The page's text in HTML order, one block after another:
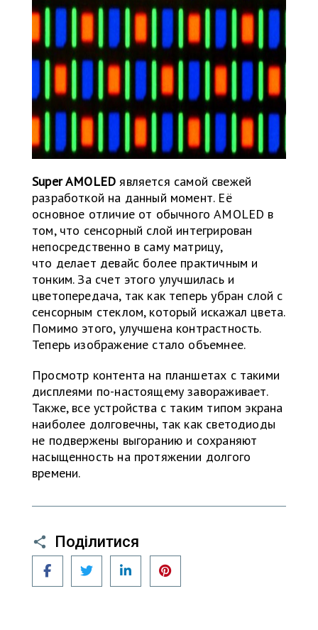
Super AMOLED является самой свежей
разработкой на данный момент. Её
основное отличие от обычного AMOLED в
том, что сенсорный слой интегрирован
непосредственно в саму матрицу,
что делает девайс более практичным и
тонким. За счет этого улучшилась и
цветопередача, так как теперь убран слой с
сенсорным стеклом, который искажал цвета.
Помимо этого, улучшена контрастность.
Теперь изображение стало объемнее.
Просмотр контента на планшетах с такими
дисплеями по-настоящему завораживает.
Также, все устройства с таким типом экрана
наиболее долговечны, так как светодиоды
не подвержены выгоранию и сохраняют
насыщенность на протяжении долгого
времени.
Поділитися
Facebook Twitter LinkedIn